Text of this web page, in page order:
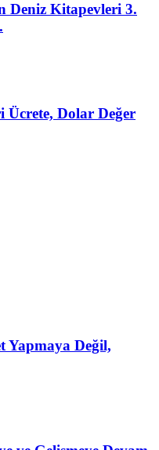
Deniz Kitapevleri 3.
Dolar Değer
Yapmaya Değil,